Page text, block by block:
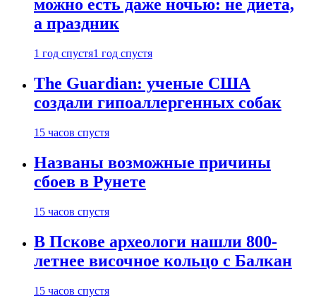
можно есть даже ночью: не диета,
а праздник
1 год спустя1 год спустя
The Guardian: ученые США
создали гипоаллергенных собак
15 часов спустя
Названы возможные причины
сбоев в Рунете
15 часов спустя
В Пскове археологи нашли 800-
летнее височное кольцо с Балкан
15 часов спустя